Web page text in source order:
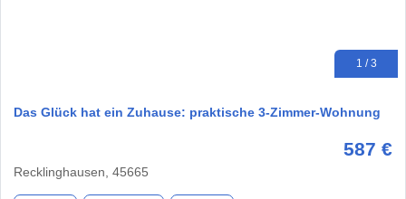
1 / 3
Das Glück hat ein Zuhause: praktische 3-Zimmer-Wohnung
587 €
Recklinghausen, 45665